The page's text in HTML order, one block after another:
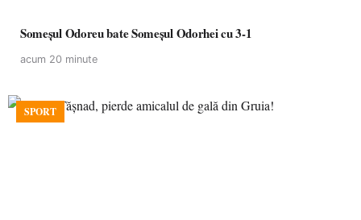
Someșul Odoreu bate Someșul Odorhei cu 3-1
acum 20 minute
SPORT